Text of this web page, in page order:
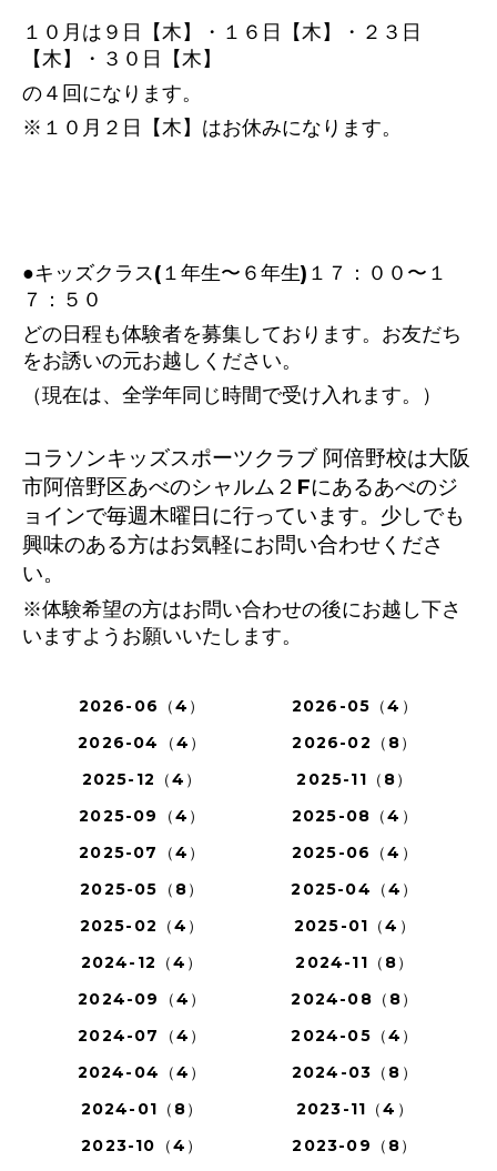
１０月は９日【木】・１６ 日【木】・２３日
【木】・３０日【木】
の４回になります。
※１０月２日【木】はお休みになります。
●キッズクラス(１年生〜６年生)１７：００〜１
７：５０
どの日程も体験者を募集しております。お友だち
をお誘いの元お越しください。
（現在は、全学年同じ時間で受け入れます。）
コラソンキッズスポーツクラブ 阿倍野校は大阪
市阿倍野区あべのシャルム２Fにあるあべのジ
ョインで毎週木曜日に行っています。少しでも
興味のある方はお気軽にお問い合わせくださ
い。
※体験希望の方はお問い合わせの後にお越し下さ
いますようお願いいたします。
2026-06（4）
2026-05（4）
2026-04（4）
2026-02（8）
2025-12（4）
2025-11（8）
2025-09（4）
2025-08（4）
2025-07（4）
2025-06（4）
2025-05（8）
2025-04（4）
2025-02（4）
2025-01（4）
2024-12（4）
2024-11（8）
2024-09（4）
2024-08（8）
2024-07（4）
2024-05（4）
2024-04（4）
2024-03（8）
2024-01（8）
2023-11（4）
2023-10（4）
2023-09（8）